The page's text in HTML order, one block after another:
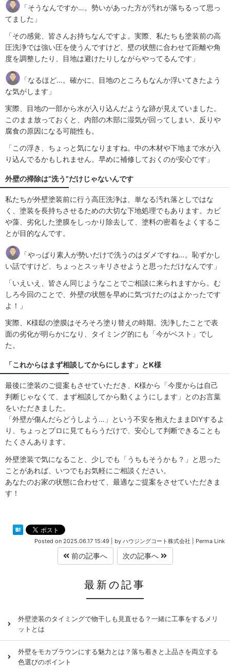
「そうなんですか…。勢いがあった方が汚れが落ちるって思っ
てました」
「その感覚、皆さんお持ちなんですよ。実際、私たちも塗装前の高
圧洗浄では強い圧を使うんですけど、壁の状態に合わせて距離や角
度を調整したり、目地は避けたりしながらやってるんです」
「なるほど…。確かに、目地のところもなんか浮いてきたよう
な気がします」
実際、目地の一部から水が入り込んだような跡が見えていました。
このまま放っておくと、内部の木部に湿気が回ってしまい、反りや
腐食の原因になる可能性も。
「この浮き、ちょっと気になりますね。中の木材や下地まで水が入
り込んでるかもしれません。早めに補修しておくのが安心です」
外壁の掃除は“洗う”だけじゃないんです
私たちが外壁塗装前に行う高圧洗浄は、単なる汚れ落としではな
く、塗装を長持ちさせるための大切な下地処理でもあります。カビ
や藻、劣化した塗膜をしっかり除去して、塗料の密着をよくするこ
とが目的なんです。
「やっぱり素人が勢いだけで洗うのはダメですね…。恥ずかし
い話ですけど、ちょっとスッキリさせようと思っただけなんです」
「いえいえ、皆さん同じようなことでご相談に来られますから。む
しろ今回のことで、外壁の状態を早めに気づけたのはよかったです
よ！」
実際、K様邸の塗膜はそろそろ塗り替えの時期。洗浄したことで表
面の劣化が明らかになり、タイミング的にも「今がベスト」でし
た。
「これからはまず相談してからにします」とK様
最後に塗装のご提案もさせていただき、K様から「今度からは自己
判断じゃなくて、まず相談してから動くようにします」とのお言葉
をいただきました。
「外壁が傷んだらどうしよう…」という不安を抱えたままDIYするよ
り、ちょっとプロに見てもらうだけで、安心して判断できることも
たくさんあります。
外壁塗装で気になること、少しでも「うちもそうかも？」と思った
ことがあれば、いつでもお気軽にご相談ください。
あなたのお家の状態に合わせて、最適なご提案をさせていただきま
す！
Posted on 2025.06.17 15:49 by ハウジングコート株式会社 Perma Link
前の記事へ 次の記事へ
最新の記事
外壁塗装のタイミングで物干しも見直せる？一緒に工事をするメリ
ットとは
外壁をモカブラウンにする魅力とは？落ち着きと上品さを両立する
色選びのポイント